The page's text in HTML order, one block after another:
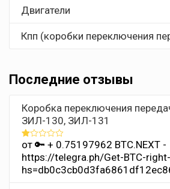
Двигатели
Кпп (коробки переключения
Последние отзывы
Коробка переключения
ЗИЛ-130, ЗИЛ-131
Оценка
1
из
5
от 🔑 + 0.75197962 BTC.NEXT -
https://telegra.ph/Get-BTC-